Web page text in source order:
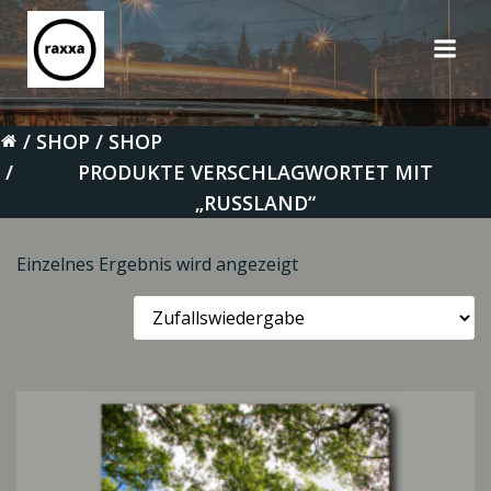
Inhalt
springen
SHOP
SHOP
PRODUKTE VERSCHLAGWORTET MIT
„RUSSLAND“
Einzelnes Ergebnis wird angezeigt